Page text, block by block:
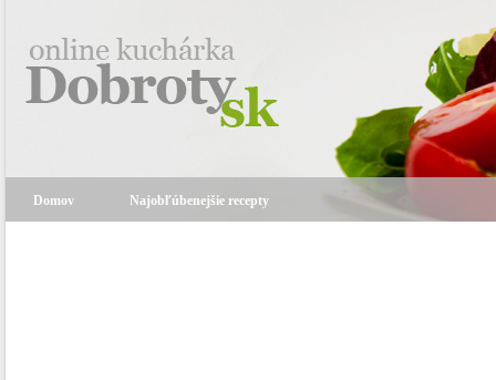
Domov Najobľúbenejšie recepty